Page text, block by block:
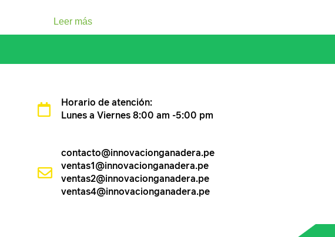
Leer más
Horario de atención:
Lunes a Viernes 8:00 am -5:00 pm
contacto@innovacionganadera.pe
ventas1@innovacionganadera.pe
ventas2@innovacionganadera.pe
ventas4@innovacionganadera.pe